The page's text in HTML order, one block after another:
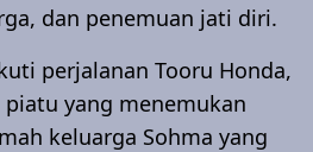
dan penemuan jati diri.
perjalanan Tooru Honda,
yang menemukan
keluarga Sohma yang